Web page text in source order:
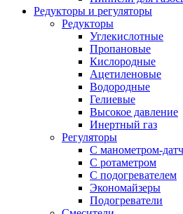
Редукторы и регуляторы
Редукторы
Углекислотные
Пропановые
Кислородные
Ацетиленовые
Водородные
Гелиевые
Высокое давление
Инертный газ
Регуляторы
С манометром-
С ротаметром
С подогревателем
Экономайзеры
Подогреватели